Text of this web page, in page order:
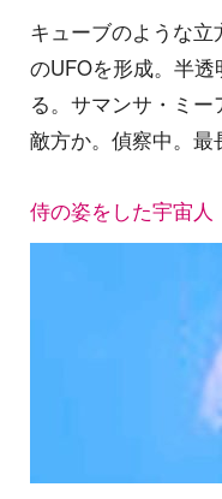
キューブのような
のUFOを形成。半
る。サマンサ・ミ
敵方か。偵察中。最
侍の姿をした宇宙人